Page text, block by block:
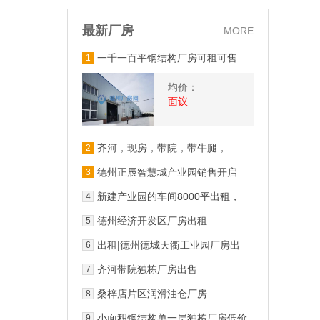
最新厂房 MORE
1 一千一百平钢结构厂房可租可售
均价：
面议
2
齐河，现房，带院，带牛腿，
3 德州正辰智慧城产业园销售开启
4
新建产业园的车间8000平出租，
5 德州经济开发区厂房出租
6
出租|德州德城天衢工业园厂房出
7 齐河带院独栋厂房出售
8 桑梓店片区润滑油仓厂房
9